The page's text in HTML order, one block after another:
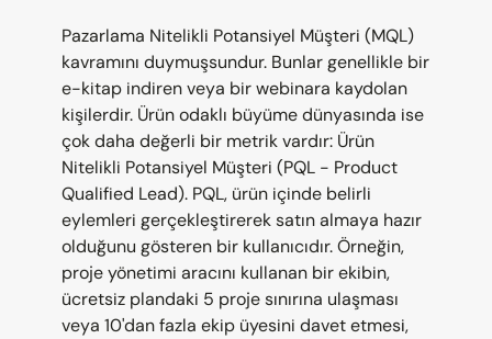
Pazarlama Nitelikli Potansiyel Müşteri (MQL)
kavramını duymuşsundur. Bunlar genellikle bir
e-kitap indiren veya bir webinara kaydolan
kişilerdir. Ürün odaklı büyüme dünyasında ise
çok daha değerli bir metrik vardır: Ürün
Nitelikli Potansiyel Müşteri (PQL - Product
Qualified Lead). PQL, ürün içinde belirli
eylemleri gerçekleştirerek satın almaya hazır
olduğunu gösteren bir kullanıcıdır. Örneğin,
proje yönetimi aracını kullanan bir ekibin,
ücretsiz plandaki 5 proje sınırına ulaşması
veya 10'dan fazla ekip üyesini davet etmesi,